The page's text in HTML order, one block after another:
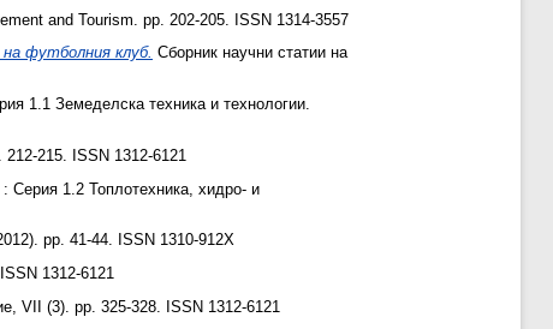
and Tourism. pp. 202-205. ISSN 1314-3557
футболния клуб. Сборник научни статии на
1.1 Земеделска техника и технологии.
215. ISSN 1312-6121
Серия 1.2 Топлотехника, хидро- и
pp. 41-44. ISSN 1310-912X
1312-6121
VII (3). pp. 325-328. ISSN 1312-6121